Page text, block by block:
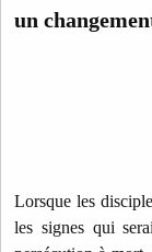
un
Lorsque les
les signes qui